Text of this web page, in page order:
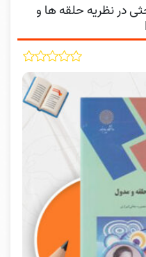
در نظریه حلقه ها و